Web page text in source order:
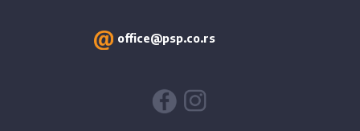
office@psp.co.rs